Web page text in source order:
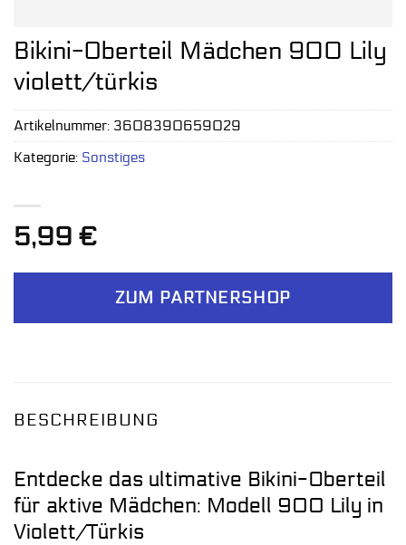
Bikini-Oberteil Mädchen 900 Lily
violett/türkis
5,99 €
ZUM PARTNERSHOP
Artikelnummer: 3608390659029
Kategorie: Sonstiges
BESCHREIBUNG
Entdecke das ultimative Bikini-Oberteil
für aktive Mädchen: Modell 900 Lily in
Violett/Türkis